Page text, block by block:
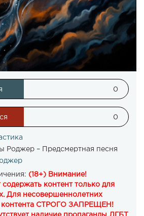
0
0
Роджер – Предсмертная песня
(18+) Внимание!
контент только для
Для несовершеннолетних
контента СТРОГО ЗАПРЕЩЕН!